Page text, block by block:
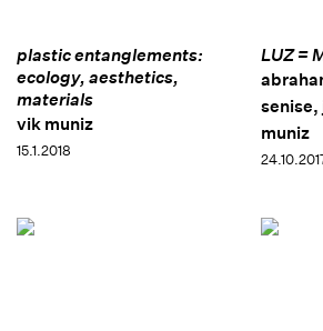
plastic entanglements:
ecology, aesthetics,
materials
vik muniz
15.1.2018
LUZ =
senise,
muniz